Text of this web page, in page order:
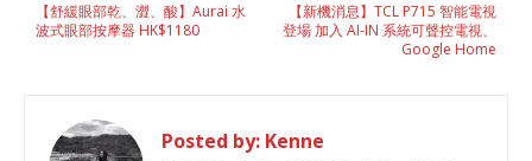
【新機消息】TCL P715 智能電視
登場 加入 AI-IN 系統可聲控電視、
Google Home
【舒緩眼部乾、澀、酸】Aurai 水
波式眼部按摩器 HK$1180
Posted by: Kenne